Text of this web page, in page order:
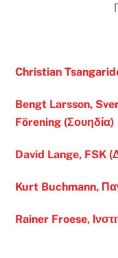
Christian
Bengt Larsson,
Förening (Σουηδία)
David Lange, FSK
Kurt Buchmann,
Rainer Froese,